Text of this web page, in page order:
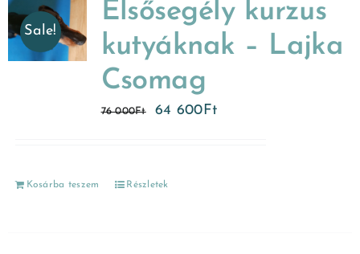
Sale!
Elsősegély kurzus
kutyáknak – Lajka
Csomag
76 000Ft 64 600Ft
Kosárba teszem Részletek